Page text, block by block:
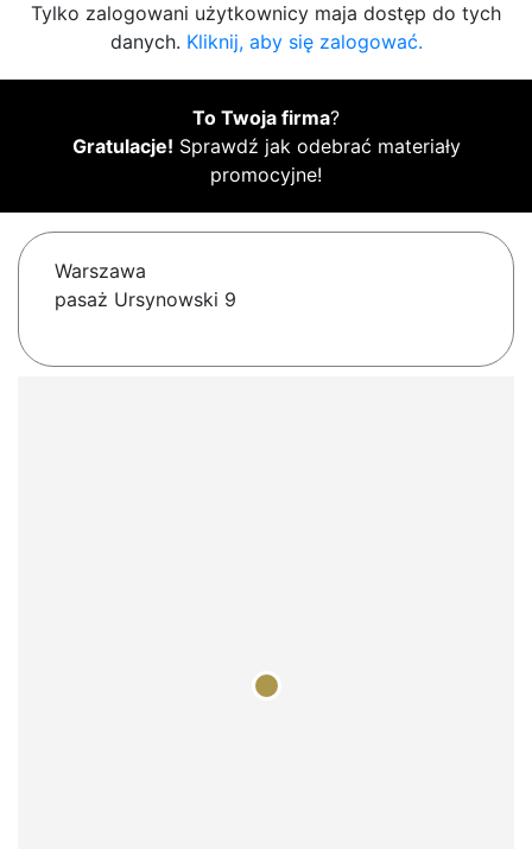
Tylko zalogowani użytkownicy maja dostęp do tych
danych. Kliknij, aby się zalogować.
To Twoja firma?
Gratulacje! Sprawdź jak odebrać materiały
promocyjne!
Warszawa
pasaż Ursynowski 9